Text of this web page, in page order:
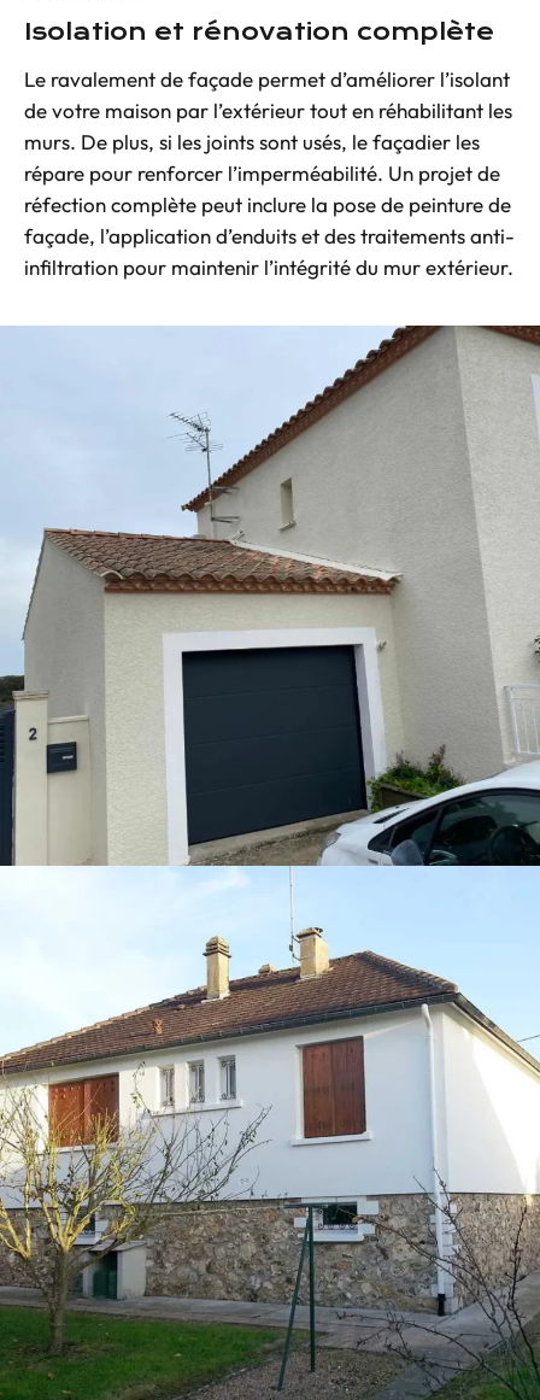
Isolation et rénovation complète
Le ravalement de façade permet d’améliorer l’isolant
de votre maison par l’extérieur tout en réhabilitant les
murs. De plus, si les joints sont usés, le façadier les
répare pour renforcer l’imperméabilité. Un projet de
réfection complète peut inclure la pose de peinture de
façade, l’application d’enduits et des traitements anti-
infiltration pour maintenir l’intégrité du mur extérieur.